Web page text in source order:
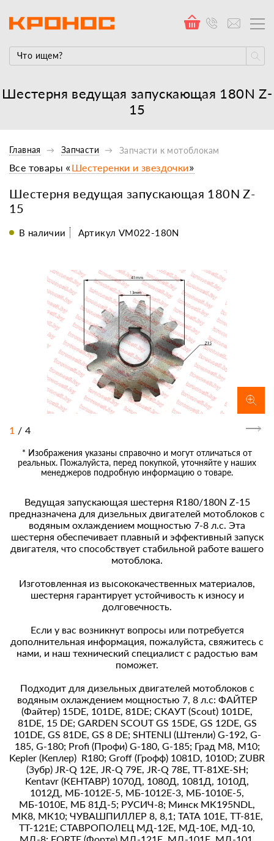
Шестерня ведущая запускающая 180N Z-
15
Главная Запчасти Запчасти к мотоблокам
Шестерня ведущая запускающая 180N Z-
15
Все товары «Шестеренки и звездочки»
В наличии Артикул VM022-180N
1 / 4
* Изображения указаны справочно и могут отличаться от
реальных. Пожалуйста, перед покупкой, уточняйте у наших
менеджеров подробную информацию о товаре.
Ведущая запускающая шестерня R180/180N Z-15
предназначена для дизельных двигателей мотоблоков с
водяным охлаждением мощностью 7-8 л.с. Эта
шестерня обеспечивает плавный и эффективный запуск
двигателя, что способствует стабильной работе вашего
мотоблока.
Изготовленная из высококачественных материалов,
шестерня гарантирует устойчивость к износу и
долговечность.
Если у вас возникнут вопросы или потребуется
дополнительная информация, пожалуйста, свяжитесь с
нами, и наш технический специалист с радостью вам
поможет.
Подходит для дизельных двигателей мотоблоков с
водяным охлаждением мощностью 7, 8 л.с: ФАЙТЕР
(Файтер) 15DЕ, 101DЕ, 81DЕ; СКАУТ (Scout) 101DЕ,
81DЕ, 15 DE; GАRDЕN SСОUТ GS 15DЕ, GS 12DЕ, GS
101DЕ, GS 81DЕ, GS 8 DE; SНТЕNLI (Штенли) G-192, G-
185, G-180; Profi (Профи) G-180, G-185; Град М8, М10;
Kepler (Кеплер) R180; Groff (Грофф) 1081D, 1010D; ZUВR
(Зубр) JR-Q 12Е, JR-Q 79Е, JR-Q 78Е, ТТ-81ХЕ-SН;
Kentavr (КЕНТАВР) 1070Д, 1080Д, 1081Д, 1010Д,
1012Д, МБ-1012Е-5, МБ-1012Е-3, МБ-1010Е-5,
МБ-1010Е, МБ 81Д-5; РУСИЧ-8; Минск MK195NDL,
МК8, МК10; ЧУВАШПИЛЛЕР 8, 8,1; ТАТА 101Е, ТТ-81Е,
ТТ-121Е; СТАВРОПОЛЕЦ МД-12Е, МД-10Е, МД-10,